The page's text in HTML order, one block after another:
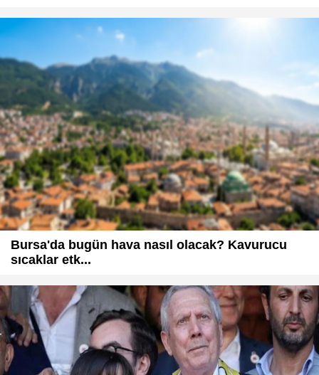
Bursa'da bugün hava nasıl olacak? Kavurucu
sıcaklar etk...